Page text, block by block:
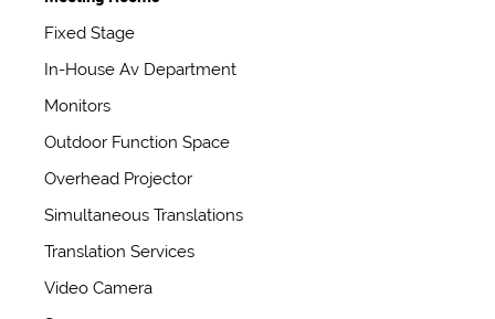
Fixed Stage
In-House Av Department
Monitors
Outdoor Function Space
Overhead Projector
Simultaneous Translations
Translation Services
Video Camera